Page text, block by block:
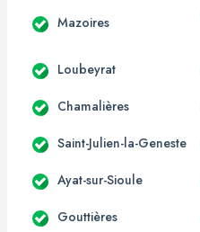
Mazoires
Loubeyrat
Chamalières
Saint-Julien-la-Geneste
Ayat-sur-Sioule
Gouttières